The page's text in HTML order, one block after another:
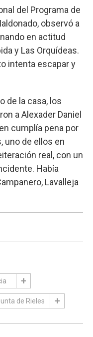
del Programa de
observó a
en actitud
y Las Orquídeas.
intenta escapar y
de la casa, los
a Alexader Daniel
cumplía pena por
uno de ellos en
real, con un
Había
Lavalleja
de Rieles